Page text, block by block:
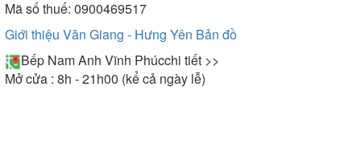
Mã số thuế: 0900469517
Giới thiệu Văn Giang - Hưng Yên Bản đồ
Bếp Nam Anh Vĩnh Phúcchi tiết >>
Mở cửa : 8h - 21h00 (kể cả ngày lễ)